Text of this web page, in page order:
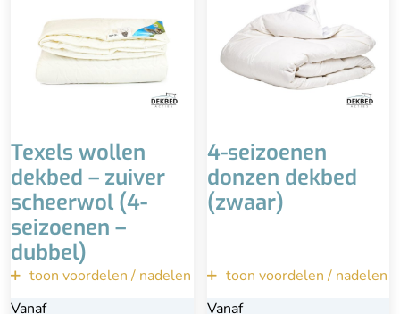
Texels wollen
dekbed – zuiver
scheerwol (4-
seizoenen –
dubbel)
toon voordelen / nadelen
Vanaf
Zuiver wollen dekbed
Zwaar dekbed
Hoge kwaliteit &
Niet in de wasmachine
terug
4-seizoenen
donzen dekbed
(zwaar)
toon voordelen / nadelen
Vanaf
Betaalbare prijs
Duurzaam
Advies is professioneel
reinigen
Hoog percentage veertjes
terug